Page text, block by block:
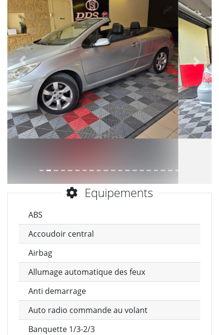
Précèdent
Equipements
ABS
Accoudoir central
Airbag
Allumage automatique des feux
Anti demarrage
Auto radio commande au volant
Banquette 1/3-2/3